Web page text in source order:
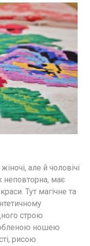
але й чоловічі
неповторна, має
Тут магічне та
строю
ношею
рисою